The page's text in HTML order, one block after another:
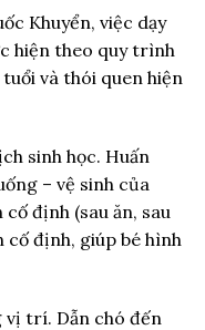
Khuyển, việc dạy
hiện theo quy trình
và thói quen hiện
sinh học. Huấn
– vệ sinh của
định (sau ăn, sau
định, giúp bé hình
vị trí. Dẫn chó đến